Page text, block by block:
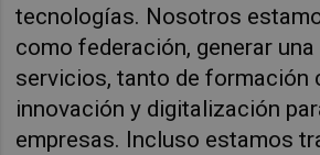
tecnologías. Nosotros
como federación, generar
servicios, tanto de formación
innovación y digitalización
empresas. Incluso estamos